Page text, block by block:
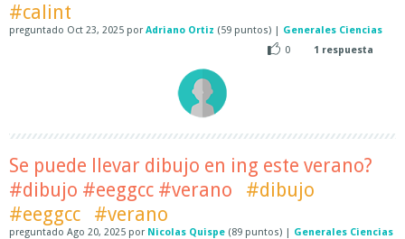
#calint
preguntado Oct 23, 2025 por Adriano Ortiz (59 puntos) | Generales Ciencias
0
1 respuesta
Se puede llevar dibujo en ing este verano?
#dibujo #eeggcc #verano
#dibujo
#eeggcc
#verano
preguntado Ago 20, 2025 por Nicolas Quispe (89 puntos) | Generales Ciencias